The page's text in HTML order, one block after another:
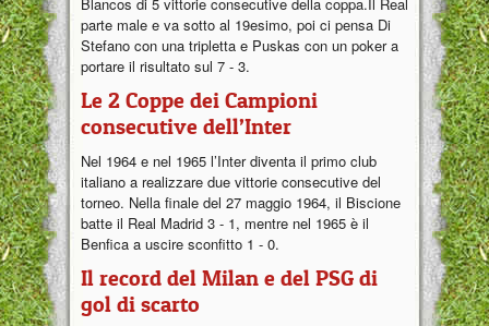
parte male e va sotto al 19esimo, poi ci pensa Di
Stefano con una tripletta e Puskas con un poker a
portare il risultato sul 7 - 3.
Le 2 Coppe dei Campioni
consecutive dell’Inter
Nel 1964 e nel 1965 l’Inter diventa il primo club
italiano a realizzare due vittorie consecutive del
torneo. Nella finale del 27 maggio 1964, il Biscione
batte il Real Madrid 3 - 1, mentre nel 1965 è il
Benfica a uscire sconfitto 1 - 0.
Il record del Milan e del PSG di
gol di scarto